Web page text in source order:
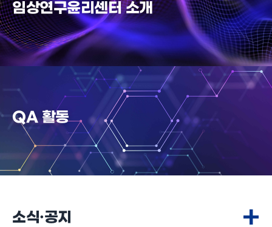
임상연구윤리센터 소개
QA 활동
소식·공지 +